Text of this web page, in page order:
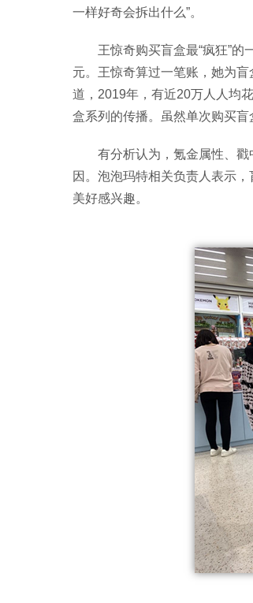
一样好奇会拆出什么”。
王惊奇购买盲盒最“疯狂”
元。王惊奇算过一笔账，她为
道，2019年，有近20万人人均
盒系列的传播。虽然单次购买盲
有分析认为，氪金属性、
因。泡泡玛特相关负责人表示
美好感兴趣。